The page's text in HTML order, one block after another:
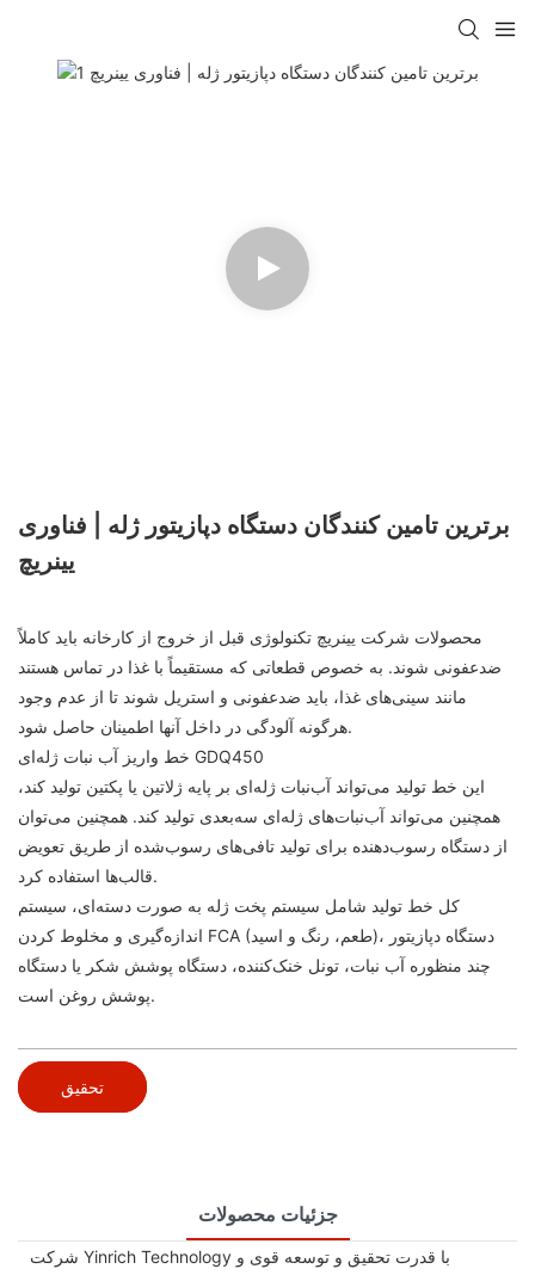
برترین تامین کنندگان دستگاه دپازیتور ژله | فناوری
یینریچ
محصولات شرکت یینریچ تکنولوژی قبل از خروج از کارخانه باید کاملاً
ضدعفونی شوند. به خصوص قطعاتی که مستقیماً با غذا در تماس هستند
مانند سینی‌های غذا، باید ضدعفونی و استریل شوند تا از عدم وجود
هرگونه آلودگی در داخل آنها اطمینان حاصل شود.
خط واریز آب نبات ژله‌ای GDQ450
این خط تولید می‌تواند آب‌نبات ژله‌ای بر پایه ژلاتین یا پکتین تولید کند،
همچنین می‌تواند آب‌نبات‌های ژله‌ای سه‌بعدی تولید کند. همچنین می‌توان
از دستگاه رسوب‌دهنده برای تولید تافی‌های رسوب‌شده از طریق تعویض
قالب‌ها استفاده کرد.
کل خط تولید شامل سیستم پخت ژله به صورت دسته‌ای، سیستم
اندازه‌گیری و مخلوط کردن FCA (طعم، رنگ و اسید)، دستگاه دپازیتور
چند منظوره آب نبات، تونل خنک‌کننده، دستگاه پوشش شکر یا دستگاه
پوشش روغن است.
تحقیق
جزئیات محصولات
شرکت Yinrich Technology با قدرت تحقیق و توسعه قوی و